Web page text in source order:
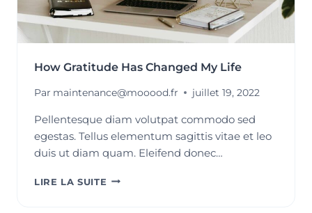
How Gratitude Has Changed My Life
Par maintenance@mooood.fr juillet 19, 2022
Pellentesque diam volutpat commodo sed
egestas. Tellus elementum sagittis vitae et leo
duis ut diam quam. Eleifend donec…
LIRE LA SUITE HOW